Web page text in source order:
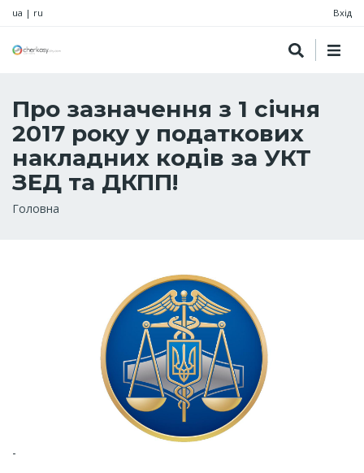
ua | ru Вхід
Про зазначення з 1 січня
2017 року у податкових
накладних кодів за УКТ
ЗЕД та ДКПП!
Рядок
Головна
-